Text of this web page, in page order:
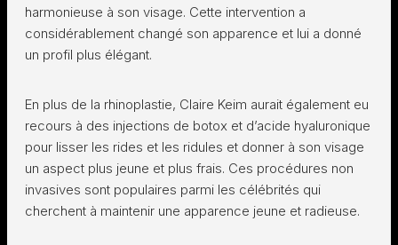
harmonieuse à son visage. Cette intervention a
considérablement changé son apparence et lui a donné
un profil plus élégant.
En plus de la rhinoplastie, Claire Keim aurait également eu
recours à des injections de botox et d’acide hyaluronique
pour lisser les rides et les ridules et donner à son visage
un aspect plus jeune et plus frais. Ces procédures non
invasives sont populaires parmi les célébrités qui
cherchent à maintenir une apparence jeune et radieuse.